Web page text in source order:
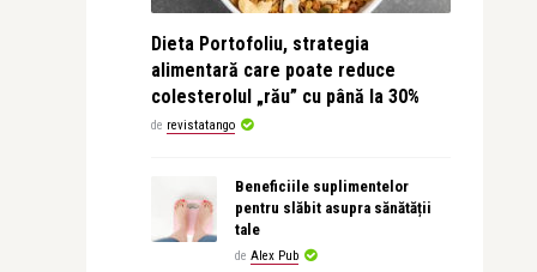
Dieta Portofoliu, strategia
alimentară care poate reduce
colesterolul „rău” cu până la 30%
de revistatango
Beneficiile suplimentelor
pentru slăbit asupra sănătății
tale
de Alex Pub